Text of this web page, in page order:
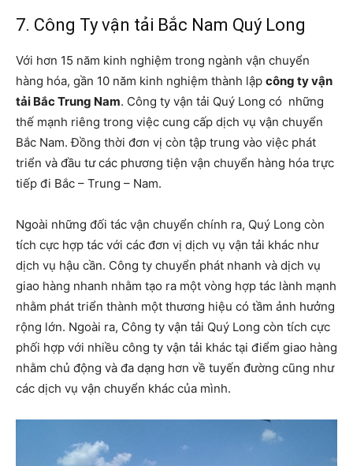
7. Công Ty vận tải Bắc Nam Quý Long
Với hơn 15 năm kinh nghiệm trong ngành vận chuyển
hàng hóa, gần 10 năm kinh nghiệm thành lập công ty vận
tải Bắc Trung Nam. Công ty vận tải Quý Long có những
thế mạnh riêng trong việc cung cấp dịch vụ vận chuyển
Bắc Nam. Đồng thời đơn vị còn tập trung vào việc phát
triển và đầu tư các phương tiện vận chuyển hàng hóa trực
tiếp đi Bắc – Trung – Nam.
Ngoài những đối tác vận chuyển chính ra, Quý Long còn
tích cực hợp tác với các đơn vị dịch vụ vận tải khác như
dịch vụ hậu cần. Công ty chuyển phát nhanh và dịch vụ
giao hàng nhanh nhằm tạo ra một vòng hợp tác lành mạnh
nhằm phát triển thành một thương hiệu có tầm ảnh hưởng
rộng lớn. Ngoài ra, Công ty vận tải Quý Long còn tích cực
phối hợp với nhiều công ty vận tải khác tại điểm giao hàng
nhằm chủ động và đa dạng hơn về tuyến đường cũng như
các dịch vụ vận chuyển khác của mình.